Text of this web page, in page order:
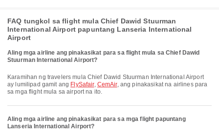
FAQ tungkol sa flight mula Chief Dawid Stuurman
International Airport papuntang Lanseria International
Airport
Aling mga airline ang pinakasikat para sa flight mula sa Chief Dawid
Stuurman International Airport?
Karamihan ng travelers mula Chief Dawid Stuurman International Airport
ay lumilipad gamit ang FlySafair, CemAir, ang pinakasikat na airlines para
sa mga flight mula sa airport na ito.
Aling mga airline ang pinakasikat para sa mga flight papuntang
Lanseria International Airport?